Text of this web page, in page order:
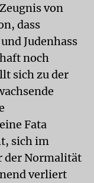
von
dass
Judenhass
noch
sich zu der
Fata
sich im
der Normalität
verliert